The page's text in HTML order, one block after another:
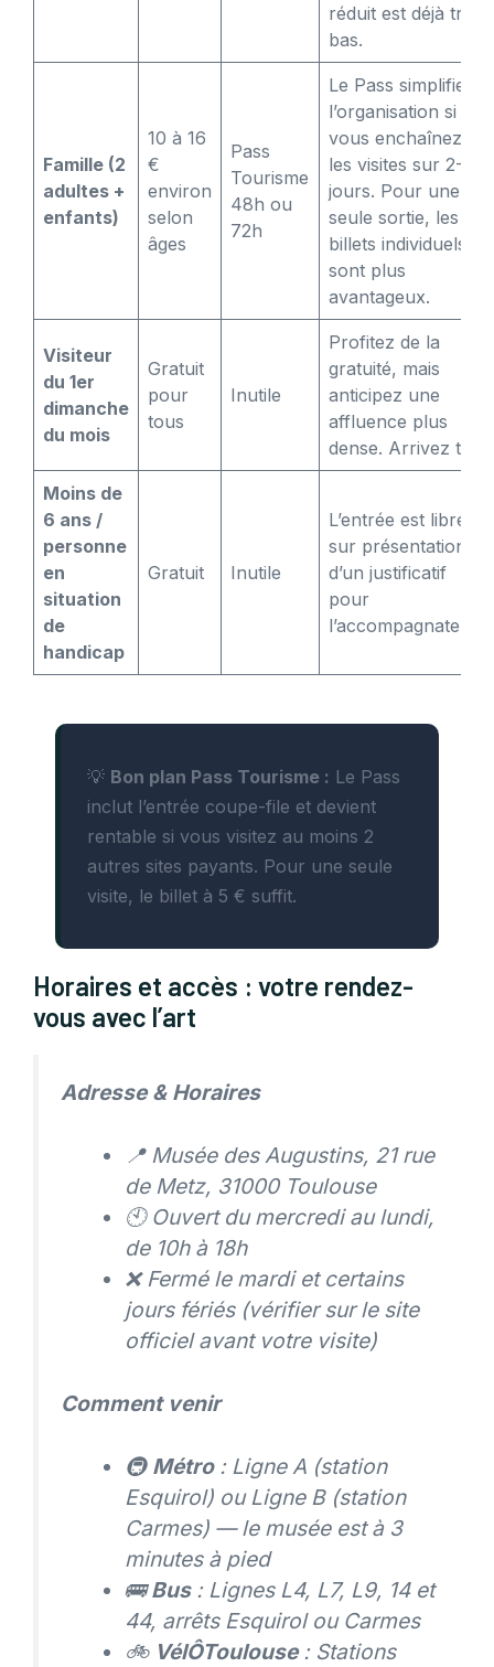
réduit est déjà très
bas.
Famille (2
adultes +
enfants)
10 à 16
€
environ
selon
âges
Pass
Tourisme
48h ou
72h
Le Pass simplifie
l’organisation si
vous enchaînez
les visites sur 2-3
jours. Pour une
seule sortie, les
billets individuels
sont plus
avantageux.
Visiteur
du 1er
dimanche
du mois
Gratuit
pour
tous
Inutile
Profitez de la
gratuité, mais
anticipez une
affluence plus
dense. Arrivez tôt.
Moins de
6 ans /
personne
en
situation
de
handicap
Gratuit Inutile
L’entrée est libre,
sur présentation
d’un justificatif
pour
l’accompagnateur.
💡 Bon plan Pass Tourisme : Le Pass
inclut l’entrée coupe-file et devient
rentable si vous visitez au moins 2
autres sites payants. Pour une seule
visite, le billet à 5 € suffit.
Horaires et accès : votre rendez-
vous avec l’art
Adresse & Horaires
📍 Musée des Augustins, 21 rue
de Metz, 31000 Toulouse
🕙 Ouvert du mercredi au lundi,
de 10h à 18h
❌ Fermé le mardi et certains
jours fériés (vérifier sur le site
officiel avant votre visite)
Comment venir
🚇 Métro: Ligne A (station
Esquirol) ou Ligne B (station
Carmes) — le musée est à 3
minutes à pied
🚌Bus: Lignes L4, L7, L9, 14 et
44, arrêts Esquirol ou Carmes
🚲 VélÔToulouse: Stations